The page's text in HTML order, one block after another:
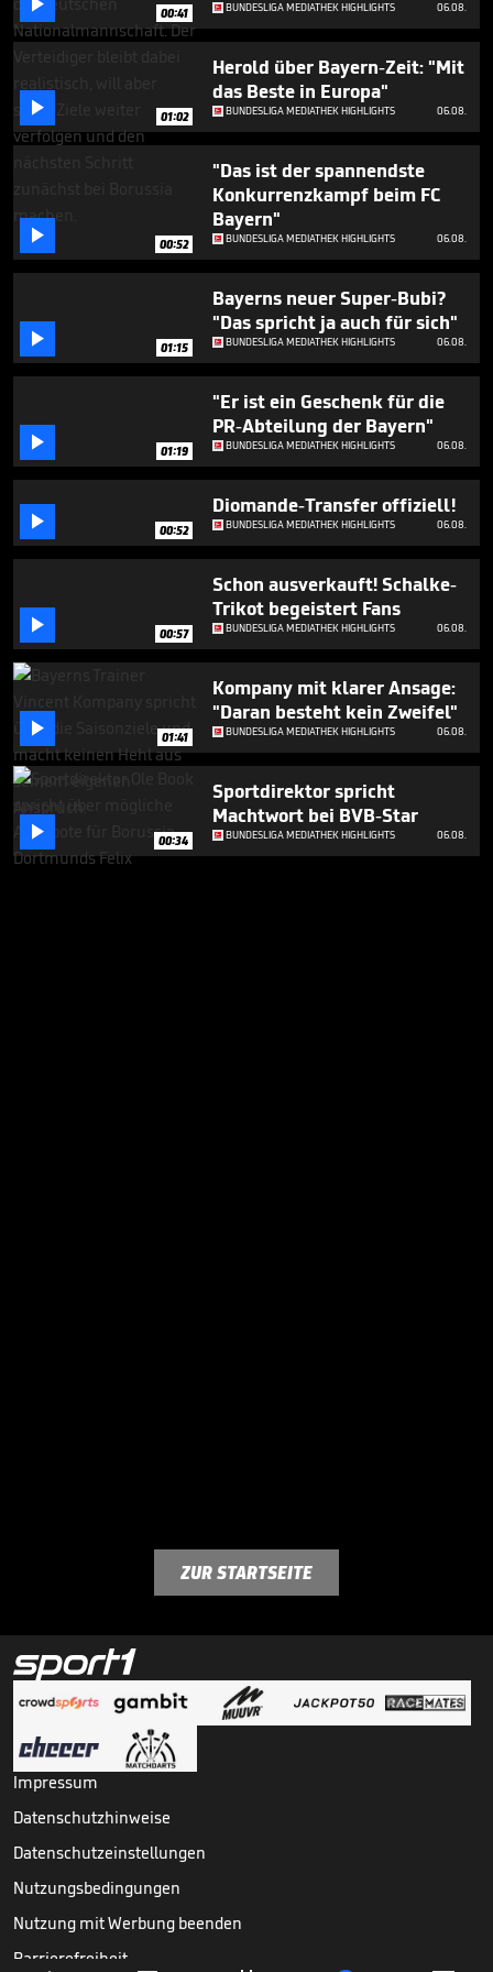
minutes,
0
00:41 BUNDESLIGA MEDIATHEK HIGHLIGHTS 06.08.
 01:02
Herold über Bayern-Zeit: "Mit
das Beste in Europa"
BUNDESLIGA MEDIATHEK HIGHLIGHTS 06.08.
 00:52
"Das ist der spannendste
Konkurrenzkampf beim FC
Bayern"
BUNDESLIGA MEDIATHEK HIGHLIGHTS 06.08.
 01:15
Bayerns neuer Super-Bubi?
"Das spricht ja auch für sich"
BUNDESLIGA MEDIATHEK HIGHLIGHTS 06.08.
 01:19
"Er ist ein Geschenk für die
PR-Abteilung der Bayern"
BUNDESLIGA MEDIATHEK HIGHLIGHTS 06.08.
 00:52
Diomande-Transfer offiziell!
BUNDESLIGA MEDIATHEK HIGHLIGHTS 06.08.
 00:57
Schon ausverkauft! Schalke-
Trikot begeistert Fans
BUNDESLIGA MEDIATHEK HIGHLIGHTS 06.08.
 01:41
Kompany mit klarer Ansage:
"Daran besteht kein Zweifel"
BUNDESLIGA MEDIATHEK HIGHLIGHTS 06.08.
 00:34
Sportdirektor spricht
Machtwort bei BVB-Star
BUNDESLIGA MEDIATHEK HIGHLIGHTS 06.08.
ZUR STARTSEITE
Impressum
Datenschutzhinweise
Datenschutzeinstellungen
Nutzungsbedingungen
Nutzung mit Werbung beenden
Barrierefreiheit